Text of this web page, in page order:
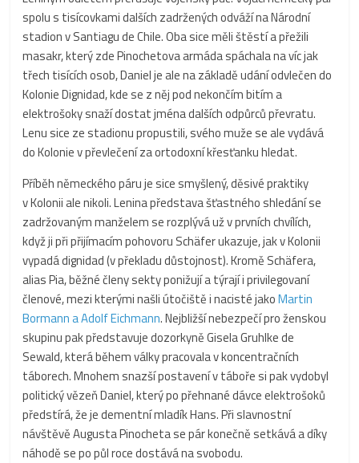
spolu s tisícovkami dalších zadržených odváží na Národní
stadion v Santiagu de Chile. Oba sice měli štěstí a přežili
masakr, který zde Pinochetova armáda spáchala na víc jak
třech tisících osob, Daniel je ale na základě udání odvlečen do
Kolonie Dignidad, kde se z něj pod nekončím bitím a
elektrošoky snaží dostat jména dalších odpůrců převratu.
Lenu sice ze stadionu propustili, svého muže se ale vydává
do Kolonie v převlečení za ortodoxní křesťanku hledat.
Příběh německého páru je sice smyšlený, děsivé praktiky
v Kolonii ale nikoli. Lenina představa šťastného shledání se
zadržovaným manželem se rozplývá už v prvních chvílích,
když ji při přijímacím pohovoru Schäfer ukazuje, jak v Kolonii
vypadá dignidad (v překladu důstojnost). Kromě Schäfera,
alias Pia, běžné členy sekty ponižují a týrají i privilegovaní
členové, mezi kterými našli útočiště i nacisté jakoMartin
Bormann a Adolf Eichmann. Nejbližší nebezpečí pro ženskou
skupinu pak představuje dozorkyně Gisela Gruhlke de
Sewald, která během války pracovala v koncentračních
táborech. Mnohem snazší postavení v táboře si pak vydobyl
politický vězeň Daniel, který po přehnané dávce elektrošoků
předstírá, že je dementní mladík Hans. Při slavnostní
návštěvě Augusta Pinocheta se pár konečně setkává a díky
náhodě se po půl roce dostává na svobodu.